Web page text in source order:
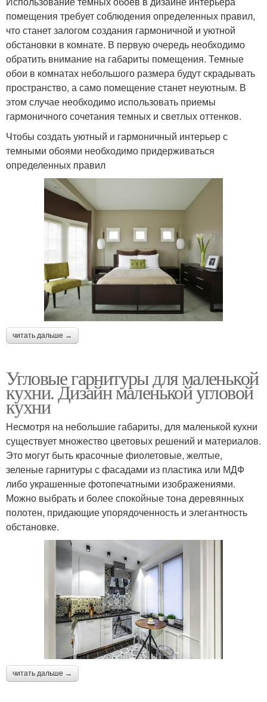
помещения требует соблюдения определенных правил,
что станет залогом создания гармоничной и уютной
обстановки в комнате. В первую очередь необходимо
обратить внимание на габариты помещения. Темные
обои в комнатах небольшого размера будут скрадывать
пространство, а само помещение станет неуютным. В
этом случае необходимо использовать приемы
гармоничного сочетания темных и светлых оттенков.
Чтобы создать уютный и гармоничный интерьер с
темными обоями необходимо придерживаться
определенных правил
читать дальше →
Угловые гарнитуры для маленькой
кухни. Дизайн маленькой угловой
кухни
Несмотря на небольшие габариты, для маленькой кухни
существует множество цветовых решений и материалов.
Это могут быть красочные фиолетовые, желтые,
зеленые гарнитуры с фасадами из пластика или МДФ
либо украшенные фотопечатными изображениями.
Можно выбрать и более спокойные тона деревянных
полотен, придающие упорядоченность и элегантность
обстановке.
читать дальше →